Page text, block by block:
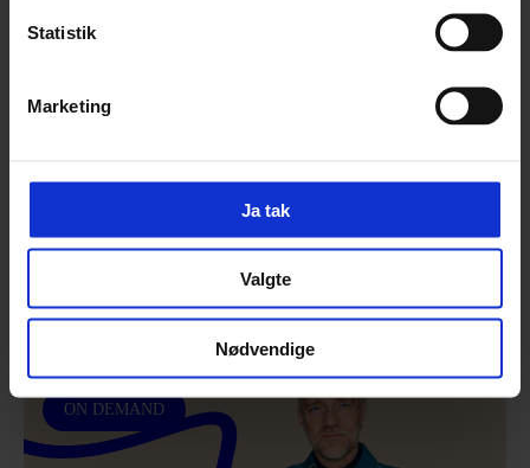
Statistik
Marketing
Ja tak
Valgte
Nødvendige
2027
28. januar kl. 9.00-10.45
ON DEMAND